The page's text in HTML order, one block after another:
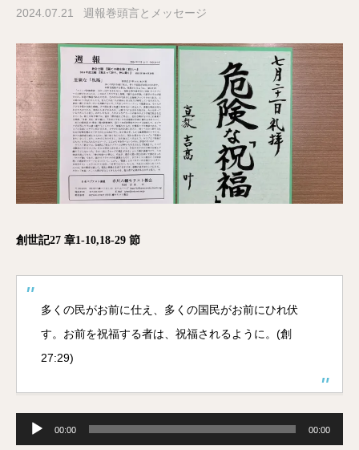
2024.07.21 週報巻頭言とメッセージ
創世記27 章1-10,18-29 節
多くの民がお前に仕え、多くの国民がお前にひれ伏
す。お前を祝福する者は、祝福されるように。(創
27:29)
00:00 00:00